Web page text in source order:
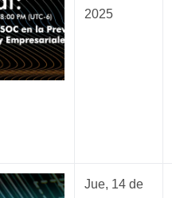
2025
Jue, 14 de